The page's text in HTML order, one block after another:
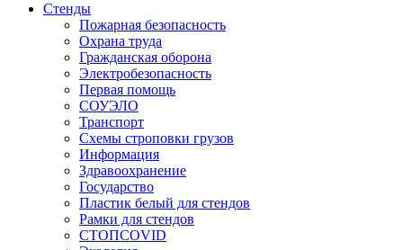
Стенды
Пожарная безопасность
Охрана труда
Гражданская оборона
Электробезопасность
Первая помощь
СОУЭЛО
Транспорт
Схемы строповки грузов
Информация
Здравоохранение
Государство
Пластик белый для стендов
Рамки для стендов
СТОПCOVID